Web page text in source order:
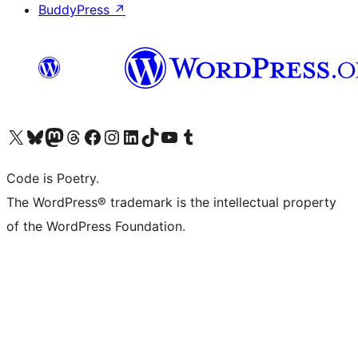
BuddyPress ↗
Visita il nostro account X (ex Twitter)
Visita il nostro account Bluesky
Visita il nostro account Mastodon
Visita il nostro account Threads
Visita la nostra pagina Facebook
Visita il nostro account Instagram
Visita il nostro account LinkedIn
Visita il nostro account TikTok
Visita il nostro canale YouTube
Visita il nostro account Tumblr
Code is Poetry.
The WordPress® trademark is the intellectual property
of the WordPress Foundation.